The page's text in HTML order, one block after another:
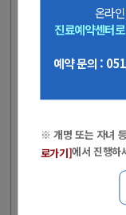
온라
진료예약센터
예약 문의 :
※ 개명 또는 자녀
로가기]에서 진행하
리겠습니다.
예약 문의 : 051-
검진 예약은 온
국가검진 문의 :
비자검진 문의 :
예약도 가능)
병원 방문 시, 반
(2024.05.20 국